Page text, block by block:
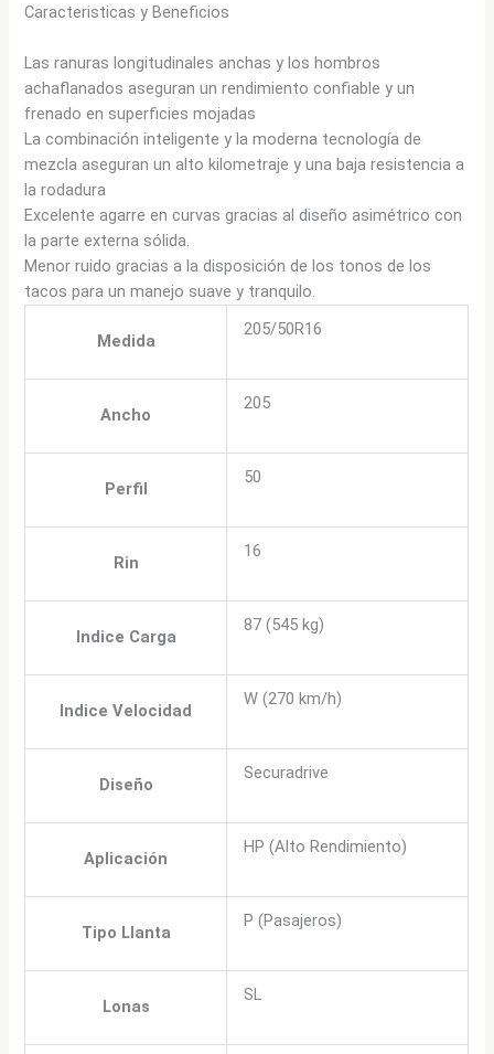
Caracteristicas y Beneficios
Las ranuras longitudinales anchas y los hombros
achaflanados aseguran un rendimiento confiable y un
frenado en superficies mojadas
La combinación inteligente y la moderna tecnología de
mezcla aseguran un alto kilometraje y una baja resistencia a
la rodadura
Excelente agarre en curvas gracias al diseño asimétrico con
la parte externa sólida.
Menor ruido gracias a la disposición de los tonos de los
tacos para un manejo suave y tranquilo.
Medida
205/50R16
Ancho
205
Perfil
50
Rin
16
Indice Carga
87 (545 kg)
Indice Velocidad
W (270 km/h)
Diseño
Securadrive
Aplicación
HP (Alto Rendimiento)
Tipo Llanta
P (Pasajeros)
Lonas
SL